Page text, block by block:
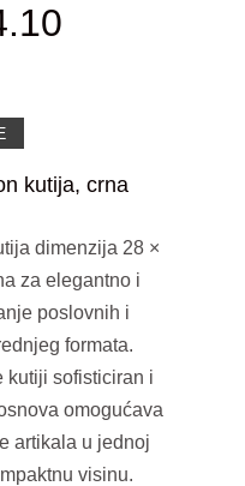
kutija, crna
dimenzija 28 ×
za elegantno i
poslovnih i
formata.
kutiji sofisticiran i
omogućava
artikala u jednoj
visinu.